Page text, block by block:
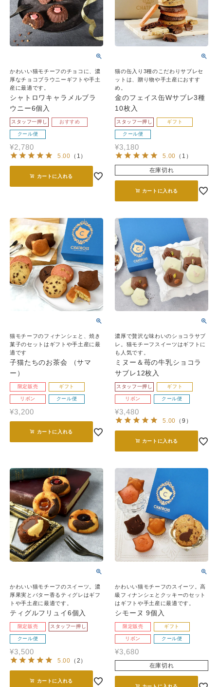
かわいい猫モチーフのチョコに、濃
厚なチョコブラウニーギフトや手土
産に最適です。
シャトロワキャラメルブラ
ウニー6個入
スタッフ一押し おすすめ
クール便
¥2,780
5.00 （ 1 ）
カートに入れる
猫の缶入り3種のこだわりサブレセ
ットは、贈り物や手土産におすす
め。
金のフェイス缶Wサブレ3種
10枚入
スタッフ一押し ギフト
クール便
¥3,180
5.00 （ 1 ）
在庫切れ
カートに入れる
猫モチーフのフィナンシェと、焼き
菓子のセットはギフトや手土産に最
適です
子猫たちのお茶会 （サマ
ー）
限定販売 ギフト
リボン クール便
¥3,200
カートに入れる
濃厚で贅沢な味わいのショコラサブ
レ。猫モチーフスイーツはギフトに
も人気です。
ミヌー＆苺の牛乳ショコラ
サブレ12枚入
スタッフ一押し ギフト
リボン クール便
¥3,480
5.00 （ 9 ）
カートに入れる
かわいい猫モチーフのスイーツ。濃
厚果実とバター香るティグレはギフ
トや手土産に最適です。
ティグルフリュイ6個入
限定販売 スタッフ一押し
クール便
¥3,500
5.00 （ 2 ）
カートに入れる
かわいい猫モチーフのスイーツ。高
級フィナンシェとクッキーのセット
はギフトや手土産に最適です。
シモーヌ 9個入
限定販売 ギフト
リボン クール便
¥3,680
在庫切れ